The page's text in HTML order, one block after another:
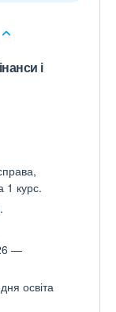
і
1 курс.
—
освіта